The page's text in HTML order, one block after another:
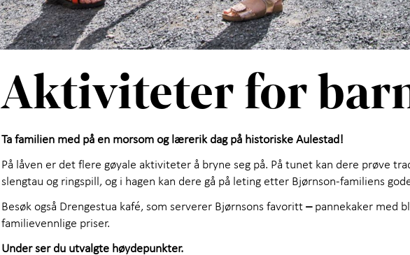
Aktiviteter for
Ta familien med på en morsom og lærerik dag på historiske Aulestad!
På låven er det flere gøyale aktiviteter å bryne seg på. På tunet kan dere prøve
slengtau og ringspill, og i hagen kan dere gå på leting etter Bjørnson-familiens
Besøk også Drengestua kafé, som serverer Bjørnsons favoritt – pannekaker med
familievennlige priser.
Under ser du utvalgte høydepunkter.